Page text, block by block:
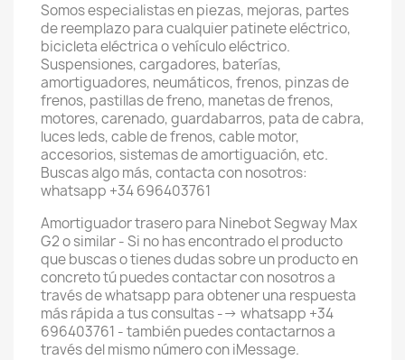
Somos especialistas en piezas, mejoras, partes
de reemplazo para cualquier patinete eléctrico,
bicicleta eléctrica o vehículo eléctrico.
Suspensiones, cargadores, baterías,
amortiguadores, neumáticos, frenos, pinzas de
frenos, pastillas de freno, manetas de frenos,
motores, carenado, guardabarros, pata de cabra,
luces leds, cable de frenos, cable motor,
accesorios, sistemas de amortiguación, etc.
Buscas algo más, contacta con nosotros:
whatsapp +34 696403761
Amortiguador trasero para Ninebot Segway Max
G2 o similar - Si no has encontrado el producto
que buscas o tienes dudas sobre un producto en
concreto tú puedes contactar con nosotros a
través de whatsapp para obtener una respuesta
más rápida a tus consultas --> whatsapp +34
696403761 - también puedes contactarnos a
través del mismo número con iMessage.